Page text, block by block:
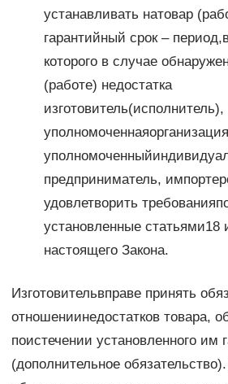
устанавливать натовар
гарантийный срок –
которого в случае
(работе) недостатка
предприниматель,
удовлетворить
установленные статьями18
настоящего Закона.
Изготовительвправе принять
отношениинедостатков товара,
поистечении установленного им
(дополнительное